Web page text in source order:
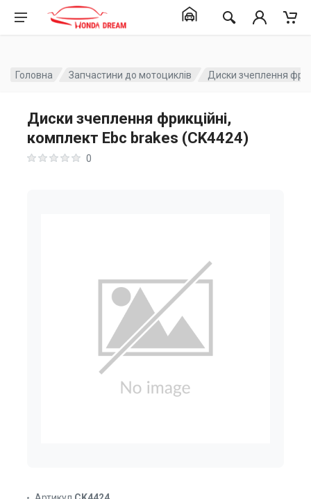
Головна Запчастини до мотоциклів Диски зчеплення
Диски зчеплення фрикційні,
комплект Ebc brakes (CK4424)
0